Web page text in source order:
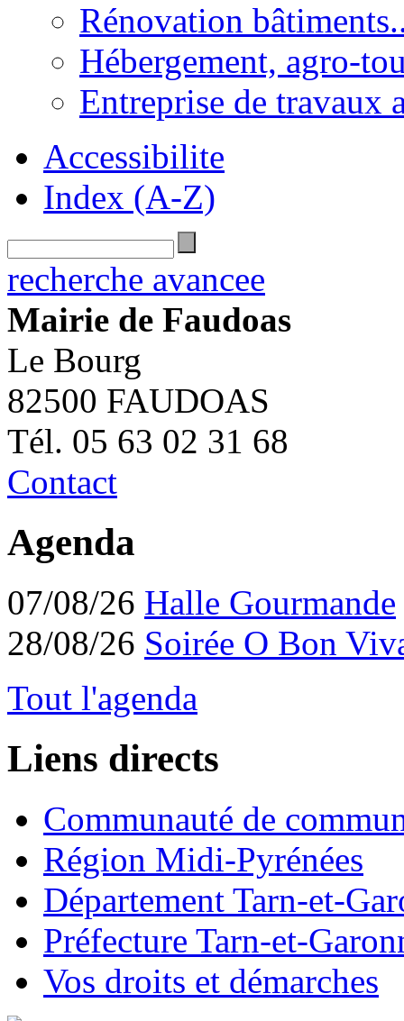
Rénovation
Hébergement, agro-
Entreprise de travaux
Accessibilite
Index (A-Z)
recherche avancee
Mairie de Faudoas
Le Bourg
82500 FAUDOAS
Tél. 05 63 02 31 68
Contact
Agenda
07/08/26 Halle Gourmande
28/08/26 Soirée O Bon
Tout l'agenda
Liens directs
Communauté de
Région Midi-Pyrénées
Département Tarn-et-
Préfecture Tarn-et-
Vos droits et démarches